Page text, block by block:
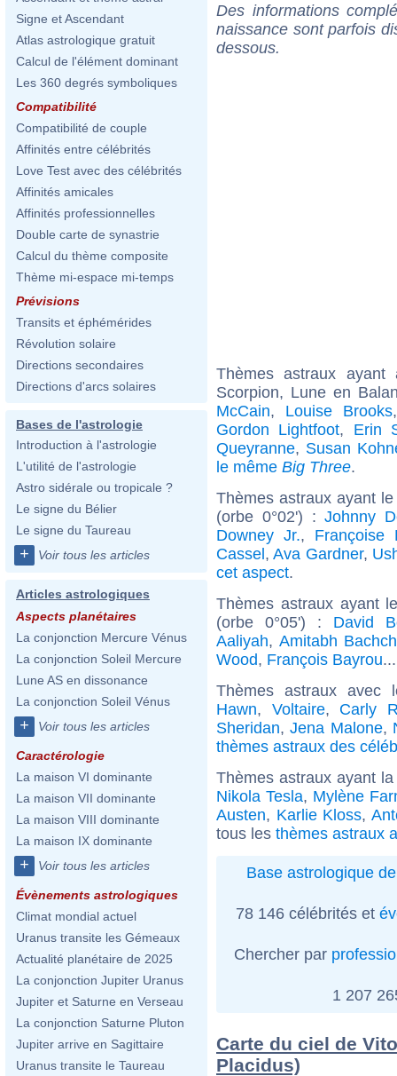
Signe et Ascendant
Atlas astrologique gratuit
Calcul de l'élément dominant
Les 360 degrés symboliques
Compatibilité
Compatibilité de couple
Affinités entre célébrités
Love Test avec des célébrités
Affinités amicales
Affinités professionnelles
Double carte de synastrie
Calcul du thème composite
Thème mi-espace mi-temps
Prévisions
Transits et éphémérides
Révolution solaire
Directions secondaires
Directions d'arcs solaires
Bases de l'astrologie
Introduction à l'astrologie
L'utilité de l'astrologie
Astro sidérale ou tropicale ?
Le signe du Bélier
Le signe du Taureau
+ Voir tous les articles
Articles astrologiques
Aspects planétaires
La conjonction Mercure Vénus
La conjonction Soleil Mercure
Lune AS en dissonance
La conjonction Soleil Vénus
+ Voir tous les articles
Caractérologie
La maison VI dominante
La maison VII dominante
La maison VIII dominante
La maison IX dominante
+ Voir tous les articles
Évènements astrologiques
Climat mondial actuel
Uranus transite les Gémeaux
Actualité planétaire de 2025
La conjonction Jupiter Uranus
Jupiter et Saturne en Verseau
La conjonction Saturne Pluton
Jupiter arrive en Sagittaire
Uranus transite le Taureau
Des informations
naissance sont parfois
dessous.
Thèmes astraux
Scorpion, Lune en
McCain, Louise Brooks
Gordon Lightfoot, Erin
Queyranne, Susan
le même Big Three.
Thèmes astraux ayant
(orbe 0°02') :Johnny
Downey Jr., Françoise
Cassel,Ava Gardner,
cet aspect.
Thèmes astraux ayant
(orbe 0°05') : David
Aaliyah, Amitabh
Wood, François Bayrou
Thèmes astraux
Hawn, Voltaire, Carly
Sheridan,Jena Malone,
thèmes astraux des
Thèmes astraux ayant
Nikola Tesla, Mylène
Austen, Karlie Kloss,
tous les thèmes astraux
Base astrologique
78 146 célébrités et
Chercher par
1 207
Carte du ciel de
Placidus)